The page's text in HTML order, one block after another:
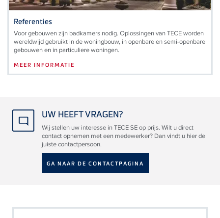
Referenties
Voor gebouwen zijn badkamers nodig. Oplossingen van TECE worden
wereldwijd gebruikt in de woningbouw, in openbare en semi-openbare
gebouwen en in particuliere woningen.
MEER INFORMATIE
UW HEEFT VRAGEN?
Wij stellen uw interesse in TECE SE op prijs. Wilt u direct
contact opnemen met een medewerker? Dan vindt u hier de
juiste contactpersoon.
GA NAAR DE CONTACTPAGINA